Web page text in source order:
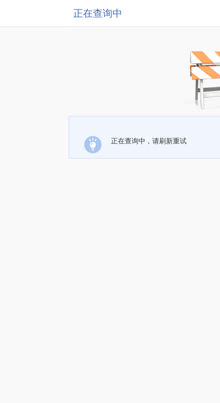
正在查询中
正在查询中，请刷新重试